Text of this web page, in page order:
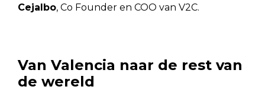
Cejalbo, Co Founder en COO van V2C.
Van Valencia naar de rest van
de wereld